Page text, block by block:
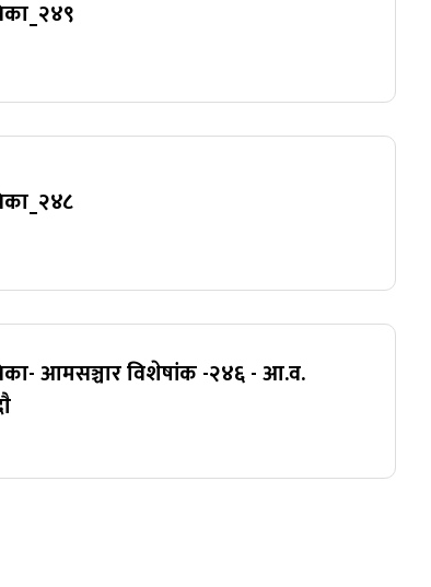
आमसञ्चार विशेषांक -२४६ - आ.व.